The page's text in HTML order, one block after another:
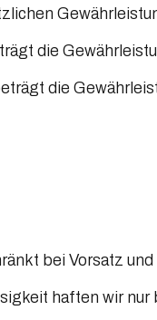
die
die
bei Vorsatz
haften wir